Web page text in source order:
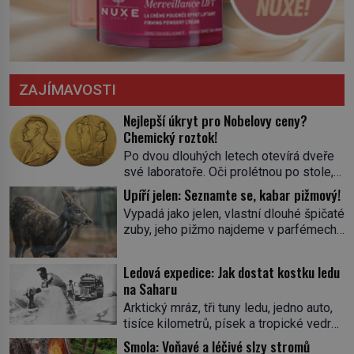
ZAJÍMAVOSTI
Nejlepší úkryt pro Nobelovy ceny?
Chemický roztok!
Po dvou dlouhých letech otevírá dveře
své laboratoře. Oči prolétnou po stole,
aby pak ulpěly na regálu, kde se nachází
všemožné látky. Hledá žluto-oranžovou
tekutinu, jakmile ji zahlédne, nesmírně
se mu uleví. Teď může svůj plán
skrývá směs s názvem lučavka
královská. Svůj přídomek nemá pro nic
za nic, […]
Upíří jelen: Seznamte se, kabar pižmový!
Vypadá jako jelen, vlastní dlouhé špičaté
zuby, jeho pižmo najdeme v parfémech
jediného zástupce zvířecí říše – kabara
pižmového. V Evropě ho jako první
popíše švédský botanik Carl Linné
(1707–1778), jenže v Asii o něm ví už
celá staletí. Zvíře připomíná jelena,
Ledová expedice: Jak dostat kostku ledu
na Saharu
Arktický mráz, tři tuny ledu, jedno auto,
tisíce kilometrů, písek a tropické vedro.
To je ve zkratce zdánlivě nesplnitelná
Smola: Voňavé a léčivé slzy stromů